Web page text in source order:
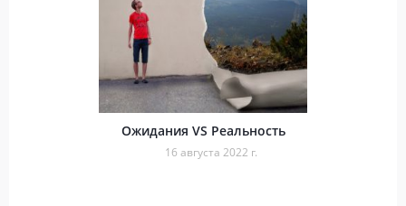
Ожидания VS Реальность
16 августа 2022 г.